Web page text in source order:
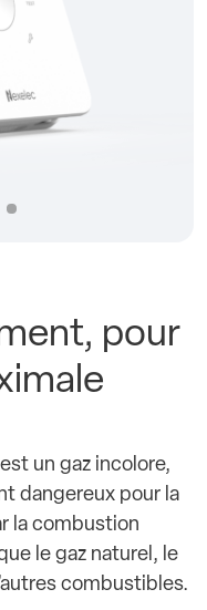
pour
un gaz incolore,
dangereux pour la
la combustion
le gaz naturel, le
combustibles.